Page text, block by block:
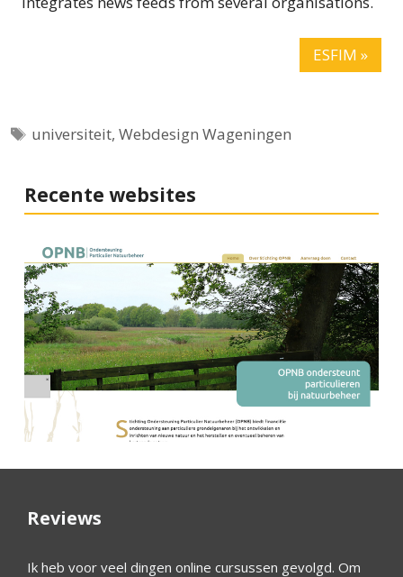
ESFIM »
Tags
universiteit,Webdesign Wageningen
Recente websites
Reviews
Ik heb voor veel dingen online cursussen gevolgd. Om